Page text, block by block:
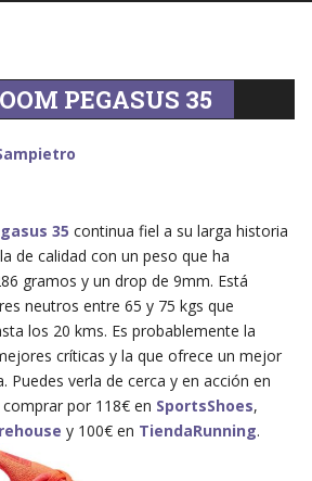
PEGASUS 35
35 continua fiel a su larga historia
de calidad con un peso que ha
gramos y un drop de 9mm. Está
neutros entre 65 y 75 kgs que
los 20 kms. Es probablemente la
críticas y la que ofrece un mejor
Puedes verla de cerca y en acción en
comprar por 118€ en SportsShoes,
y 100€ en TiendaRunning.